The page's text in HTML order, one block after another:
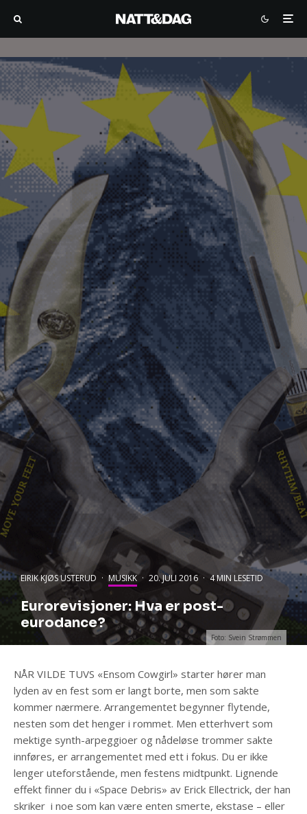
Foto: Svein Strømmen
EIRIK KJØS USTERUD · MUSIKK · 20. JULI 2016 · 4 MIN LESETID
Eurorevisjoner: Hva er post-
eurodance?
NÅR VILDE TUVS «Ensom Cowgirl» starter hører man
lyden av en fest som er langt borte, men som sakte
kommer nærmere. Arrangementet begynner flytende,
nesten som det henger i rommet. Men etterhvert som
mektige synth-arpeggioer og nådeløse trommer sakte
innføres, er arrangementet med ett i fokus. Du er ikke
lenger uteforstående, men festens midtpunkt. Lignende
effekt finner du i «Space Debris» av Erick Ellectrick, der han
skriker i noe som kan være enten smerte, ekstase – eller